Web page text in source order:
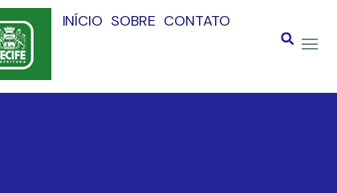
INÍCIO SOBRE CONTATO